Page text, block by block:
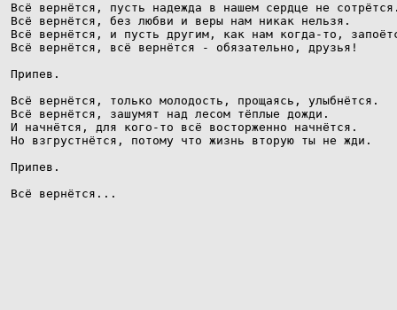
Всё вернётся, пусть надежда в нашем сердце не
Всё вернётся, без любви и веры нам никак нельзя.
Всё вернётся, и пусть другим, как нам когда-то,
Всё вернётся, всё вернётся - обязательно, друзья!
Припев.
Всё вернётся, только молодость, прощаясь, улыбнётся.
Всё вернётся, зашумят над лесом тёплые дожди.
И начнётся, для кого-то всё восторженно начнётся.
Но взгрустнётся, потому что жизнь вторую ты не жди.
Припев.
Всё вернётся...